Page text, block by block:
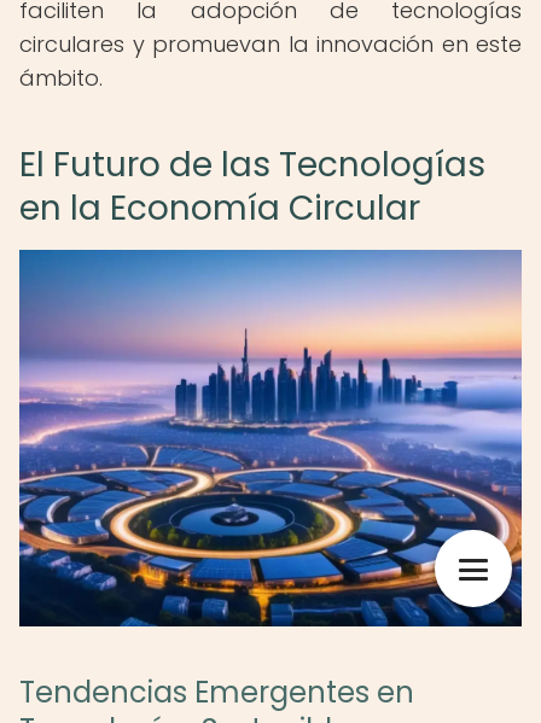
faciliten la adopción de tecnologías
circulares y promuevan la innovación en este
ámbito.
El Futuro de las Tecnologías
en la Economía Circular
Tendencias Emergentes en